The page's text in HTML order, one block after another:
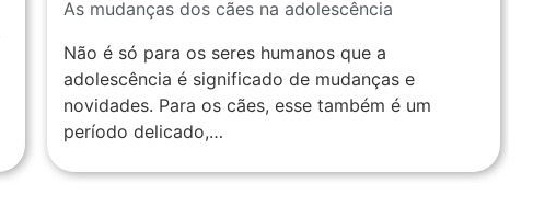
As mudanças dos cães na adolescência
Não é só para os seres humanos que a
adolescência é significado de mudanças e
novidades. Para os cães, esse também é um
período delicado,…